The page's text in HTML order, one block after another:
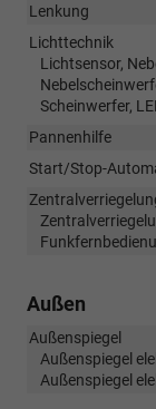
Lenkung
Lichttechnik
Lichtsensor,
Scheinwerfer,
Pannenhilfe
Start/Stop-
Außen
Außenspiegel
Außenspiegel
Außenspiegel